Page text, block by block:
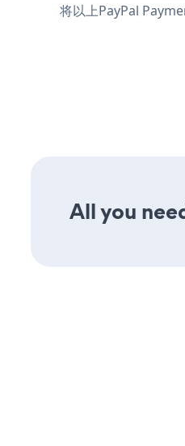
将以上PayPal
All you